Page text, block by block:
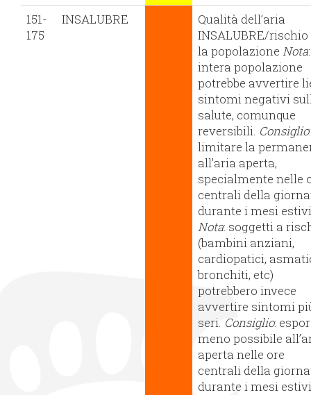
151-
175
INSALUBRE
Qualità dell’aria
INSALUBRE/rischio
la popolazione Nota:
intera popolazione
potrebbe avvertire
sintomi negativi
salute, comunque
reversibili. Consiglio:
limitare la
all’aria aperta,
specialmente nelle
centrali della
durante i mesi
Nota: soggetti a
(bambini anziani,
cardiopatici,
bronchiti, etc)
potrebbero invece
avvertire sintomi
seri. Consiglio:
meno possibile
aperta nelle ore
centrali della
durante i mesi